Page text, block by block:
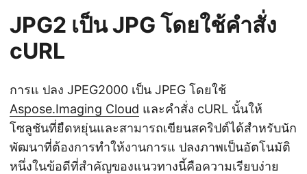
JPG2 เป็น JPG โดยใช้คำสั่ง
cURL
การแ ปลง JPEG2000 เป็น JPEG โดยใช้
Aspose.Imaging Cloud และคำสั่ง cURL นั้นให้
โซลูชันที่ยืดหยุ่นและสามารถเขียนสคริปต์ได้สำหรับนัก
พัฒนาที่ต้องการทำให้งานการแ ปลงภาพเป็นอัตโนมัติ
หนึ่งในข้อดีที่สำคัญของแนวทางนี้คือความเรียบง่าย